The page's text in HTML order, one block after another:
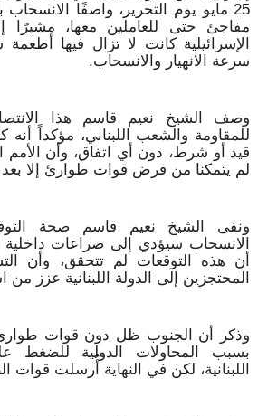
25 مايو يوم التحرير، واصفًا
مفاجئ حتى للعاملين معها، مشيرًا
الإسرائيلية كانت لا تزال فيها
سرعة الانهيار والانسحاب.
وصف الشيخ نعيم قاسم هذا
للمقاومة والشعب اللبناني، مؤكداً أنه
قيد أو شرط، دون أي اتفاق، وأن
لم يتمكنا من فرض قوات طوارئ إلا بعد
ونفى الشيخ نعيم قاسم صحة
الانسحاب سيؤدي إلى صراعات داخلية
أن هذه التوقعات لم تتحقق، وأن
المحتجزين إلى الدولة اللبنانية عزز من
وذكر أن الجنوب ظل دون قوات طوارئ
بسبب المحاولات الدولية للضغط
اللبنانية، لكن في النهاية أُرسلت قوات